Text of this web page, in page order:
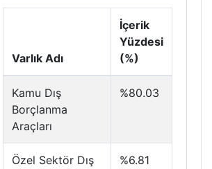
Varlık Adı
İçerik
Yüzdesi
(%)
Kamu Dış
Borçlanma
Araçları
%80.03
Özel Sektör Dış
%6.81